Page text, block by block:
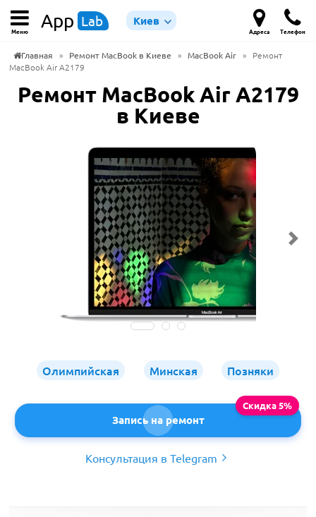
Меню App Lab Киев
Адреса Телефон
Главная » Ремонт MacBook в Киеве » MacBook Air »
Ремонт
MacBook Air A2179
Ремонт MacBook Air A2179
в Киеве
Олимпийская Минская Позняки
Запись на ремонт
Консультация в Telegram